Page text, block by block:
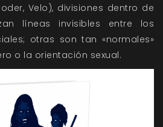
Velo), divisiones dentro de
líneas invisibles entre los
otras son tan «normales»
o la orientación sexual.